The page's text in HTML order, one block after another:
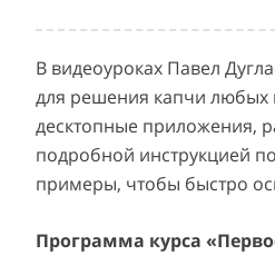
В видеоуроках Павел
для решения капчи любых
десктопные приложения,
подробной инструкцией
примеры, чтобы быстро
Программа курса